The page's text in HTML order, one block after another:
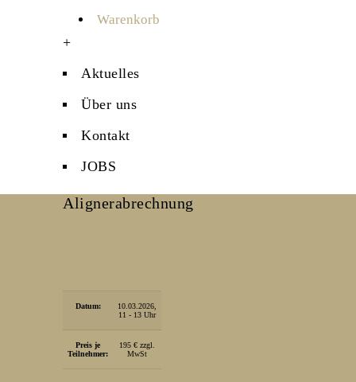
Warenkorb
+
Aktuelles
Über uns
Kontakt
JOBS
Alignerabrechnung
Datum:
10.03.2026,
11 - 13 Uhr
Preis je
Teilnehmer:
195 € zzgl.
MwSt